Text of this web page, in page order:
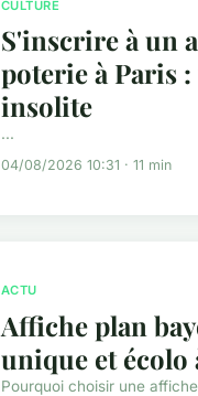
CULTURE
S'inscrire à un
poterie à Paris
insolite
...
04/08/2026 10:31 · 11 min
ACTU
Affiche plan
unique et écolo
Pourquoi choisir une